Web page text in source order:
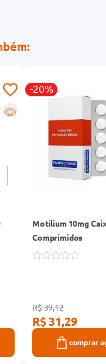
R
-20%
Motilium 10mg
Comprimidos
R$ 39,12
R$ 31,29
comprar